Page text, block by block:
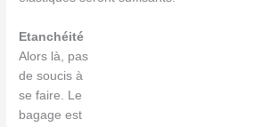
Etanchéité
Alors là, pas
de soucis à
se faire. Le
bagage est